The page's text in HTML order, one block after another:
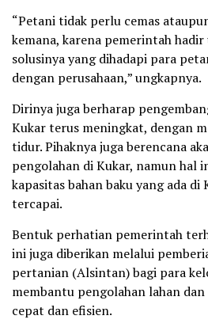
“Petani tidak perlu cemas
kemana, karena pemerintah
solusinya yang dihadapi para
dengan perusahaan,” ungkapnya.
Dirinya juga berharap
Kukar terus meningkat, dengan
tidur. Pihaknya juga berencana
pengolahan di Kukar, namun hal
kapasitas bahan baku yang ada di
tercapai.
Bentuk perhatian pemerintah
ini juga diberikan melalui
pertanian (Alsintan) bagi para
membantu pengolahan lahan
cepat dan efisien.